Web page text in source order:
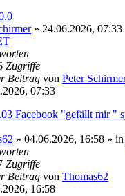
» 24.06.2026, 07:33
Zugriffe
Beitrag von Peter
07:33
Facebook "gefällt mir "
» 04.06.2026, 16:58 » in
Zugriffe
Beitrag von Thomas62
16:58